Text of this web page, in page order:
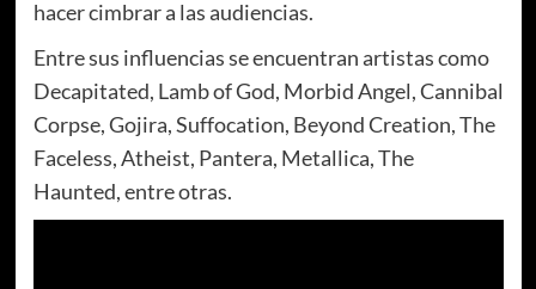
hacer cimbrar a las audiencias.
Entre sus influencias se encuentran artistas como
Decapitated, Lamb of God, Morbid Angel, Cannibal
Corpse, Gojira, Suffocation, Beyond Creation, The
Faceless, Atheist, Pantera, Metallica, The
Haunted, entre otras.